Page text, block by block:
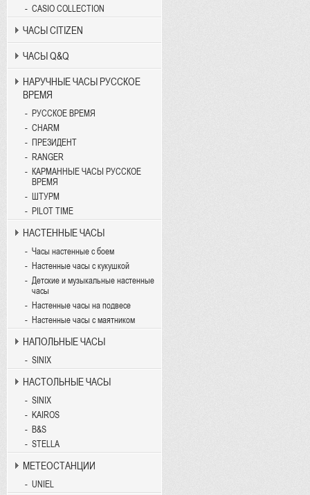
CASIO COLLECTION
ЧАСЫ CITIZEN
ЧАСЫ Q&Q
НАРУЧНЫЕ ЧАСЫ РУССКОЕ
ВРЕМЯ
РУССКОЕ ВРЕМЯ
CHARM
ПРЕЗИДЕНТ
RANGER
КАРМАННЫЕ ЧАСЫ РУССКОЕ
ВРЕМЯ
ШТУРМ
PILOT TIME
НАСТЕННЫЕ ЧАСЫ
Часы настенные с боем
Настенные часы с кукушкой
Детские и музыкальные настенные
часы
Настенные часы на подвесе
Настенные часы с маятником
НАПОЛЬНЫЕ ЧАСЫ
SINIX
НАСТОЛЬНЫЕ ЧАСЫ
SINIX
KAIROS
B&S
STELLA
МЕТЕОСТАНЦИИ
UNIEL